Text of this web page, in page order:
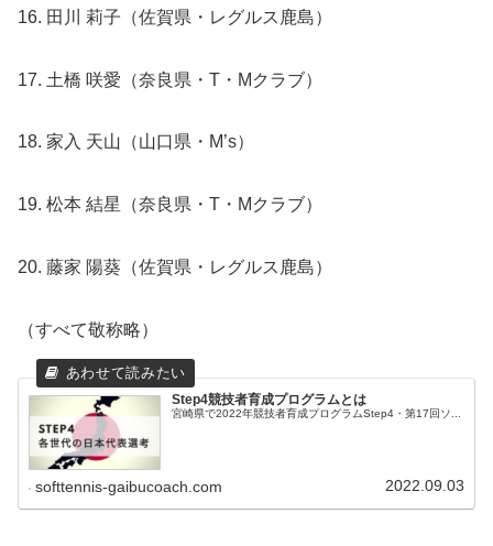
16. 田川 莉子（佐賀県・レグルス鹿島）
17. 土橋 咲愛（奈良県・T・Mクラブ）
18. 家入 天山（山口県・M’s）
19. 松本 結星（奈良県・T・Mクラブ）
20. 藤家 陽葵（佐賀県・レグルス鹿島）
（すべて敬称略）
Step4競技者育成プログラムとは
宮崎県で2022年競技者育成プログラムStep4・第17回ソ...
softtennis-gaibucoach.com 2022.09.03